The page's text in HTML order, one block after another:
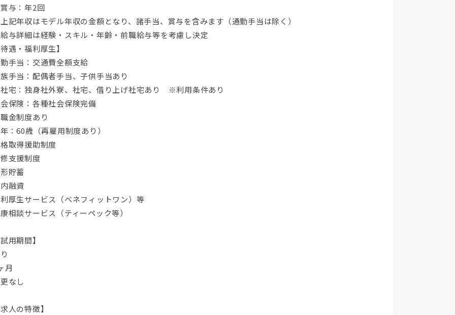
与：年2回
記年収はモデル年収の金額となり、諸手当、賞与を含みます（通勤手当は除く）
与詳細は経験・スキル・年齢・前職給与等を考慮し決定
遇・福利厚生】
手当：交通費全額支給
手当：配偶者手当、子供手当あり
宅：独身社外寮、社宅、借り上げ社宅あり ※利用条件あり
保険：各種社会保険完備
金制度あり
：60歳（再雇用制度あり）
取得援助制度
支援制度
貯蓄
融資
厚生サービス（ベネフィットワン）等
相談サービス（ティーペック等）
用期間】
月
なし
人の特徴】